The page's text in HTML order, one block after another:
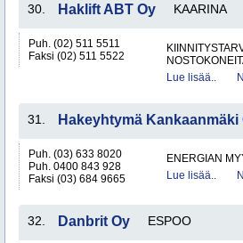
30. Haklift ABT Oy KAARINA
Puh. (02) 511 5511
Faksi (02) 511 5522
Lue lisää..
31. Hakeyhtymä Kankaanmäki
Puh. (03) 633 8020
Puh. 0400 843 928
Faksi (03) 684 9665
ENERGIAN
Lue lisää..
32. Danbrit Oy ESPOO